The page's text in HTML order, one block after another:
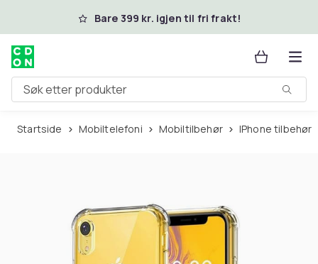
Hopp til hovedinnholdBare 399 kr. igjen til fri frakt!
Søk etter produkter
Startside Mobiltelefoni Mobiltilbehør iPhone tilbehør